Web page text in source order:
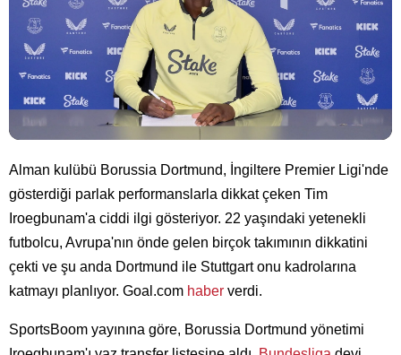
Alman kulübü Borussia Dortmund, İngiltere Premier Ligi'nde
gösterdiği parlak performanslarla dikkat çeken Tim
Iroegbunam'a ciddi ilgi gösteriyor. 22 yaşındaki yetenekli
futbolcu, Avrupa'nın önde gelen birçok takımının dikkatini
çekti ve şu anda Dortmund ile Stuttgart onu kadrolarına
katmayı planlıyor. Goal.com haber verdi.
SportsBoom yayınına göre, Borussia Dortmund yönetimi